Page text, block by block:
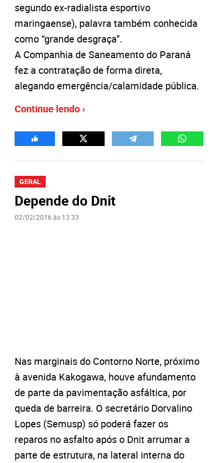
segundo ex-radialista esportivo
maringaense), palavra também conhecida
como “grande desgraça”.
A Companhia de Saneamento do Paraná
fez a contratação de forma direta,
alegando emergência/calamidade pública.
Continue lendo ›
GERAL
Depende do Dnit
02/02/2016 às 13:33
Nas marginais do Contorno Norte, próximo
à avenida Kakogawa, houve afundamento
de parte da pavimentação asfáltica, por
queda de barreira. O secretário Dorvalino
Lopes (Semusp) só poderá fazer os
reparos no asfalto após o Dnit arrumar a
parte de estrutura, na lateral interna do